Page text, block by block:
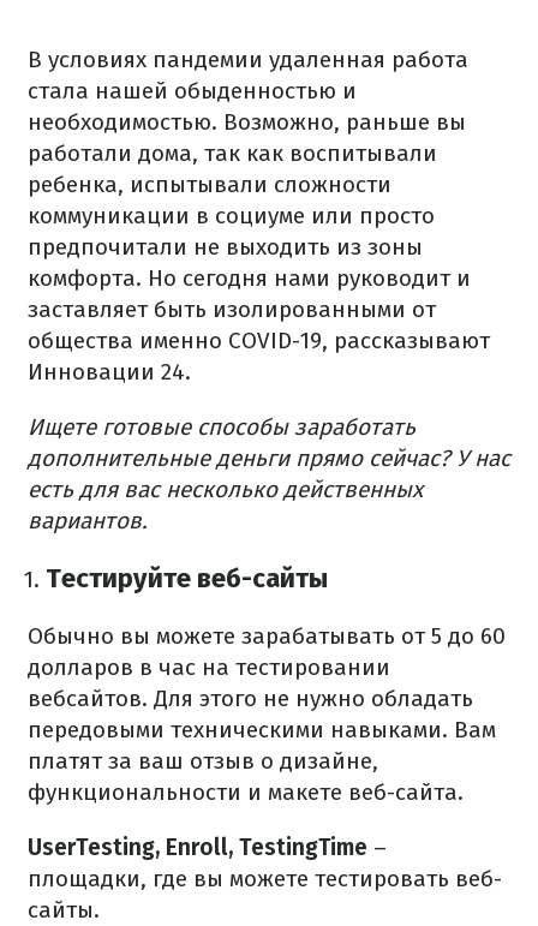
В условиях пандемии удаленная работа
стала нашей обыденностью и
необходимостью. Возможно, раньше вы
работали дома, так как воспитывали
ребенка, испытывали сложности
коммуникации в социуме или просто
предпочитали не выходить из зоны
комфорта. Но сегодня нами руководит и
заставляет быть изолированными от
общества именно COVID-19, рассказывают
Инновации 24.
Ищете готовые способы заработать
дополнительные деньги прямо сейчас? У нас
есть для вас несколько действенных
вариантов.
Тестируйте веб-сайты
Обычно вы можете зарабатывать от 5 до 60
долларов в час на тестировании
вебсайтов. Для этого не нужно обладать
передовыми техническими навыками. Вам
платят за ваш отзыв о дизайне,
функциональности и макете веб-сайта.
UserTesting, Enroll, TestingTime –
площадки, где вы можете тестировать веб-
сайты.